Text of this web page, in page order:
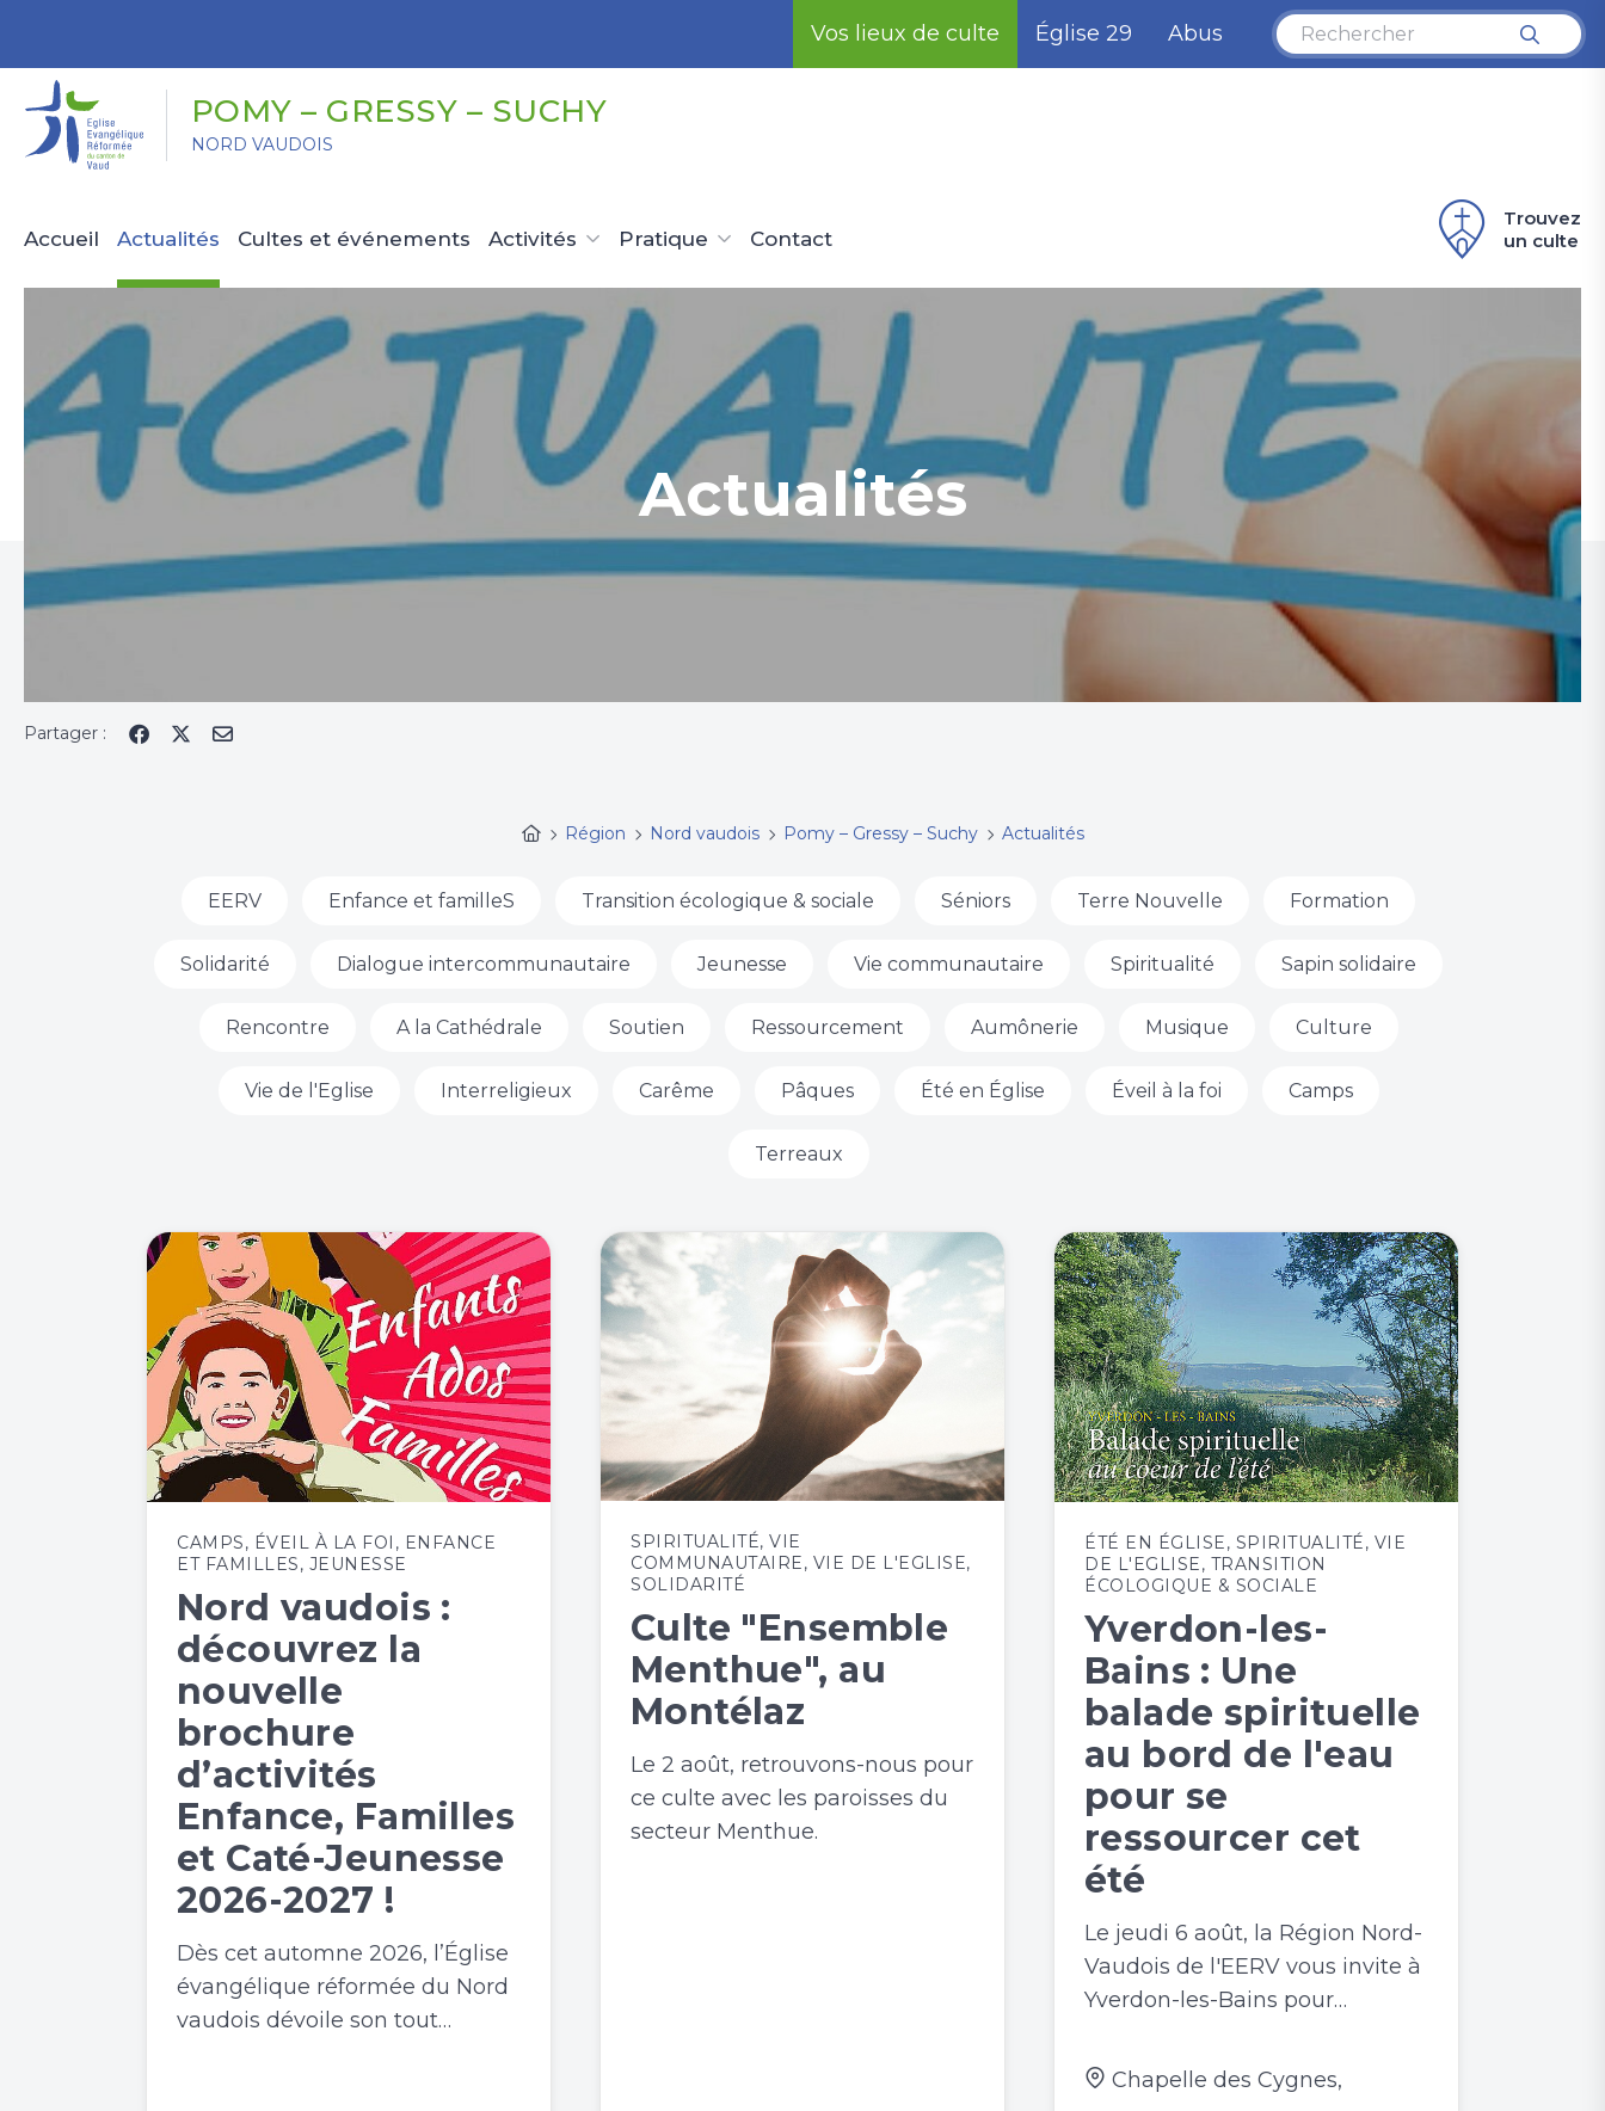
Vos lieux de culte Église 29 Abus
POMY – GRESSY – SUCHY
NORD VAUDOIS
Accueil Actualités Cultes et événements Activités Pratique Contact
Trouvez
un culte
Actualités
Partager :
Région Nord vaudois Pomy – Gressy – Suchy Actualités
EERV Enfance et familleS Transition écologique & sociale Séniors Terre Nouvelle Formation
Solidarité Dialogue intercommunautaire Jeunesse Vie communautaire Spiritualité Sapin solidaire
Rencontre A la Cathédrale Soutien Ressourcement Aumônerie Musique Culture
Vie de l'Eglise Interreligieux Carême Pâques Été en Église Éveil à la foi Camps
Terreaux
CAMPS, ÉVEIL À LA FOI , ENFANCE
ET FAMILLES, JEUNESSE
Nord vaudois :
découvrez la
nouvelle
brochure
d’activités
Enfance, Familles
et Caté-Jeunesse
2026-2027 !
Dès cet automne 2026, l’Église
évangélique réformée du Nord
vaudois dévoile son tout…
SPIRITUALITÉ, VIE
COMMUNAUTAIRE, VIE DE L'EGLISE,
SOLIDARITÉ
Culte "Ensemble
Menthue", au
Montélaz
Le 2 août, retrouvons-nous pour
ce culte avec les paroisses du
secteur Menthue.
ÉTÉ EN ÉGLISE, SPIRITUALITÉ, VIE
DE L'EGLISE, TRANSITION
ÉCOLOGIQUE & SOCIALE
Yverdon-les-
Bains : Une
balade spirituelle
au bord de l'eau
pour se
ressourcer cet
été
Le jeudi 6 août, la Région Nord-
Vaudois de l'EERV vous invite à
Yverdon-les-Bains pour…
Chapelle des Cygnes,